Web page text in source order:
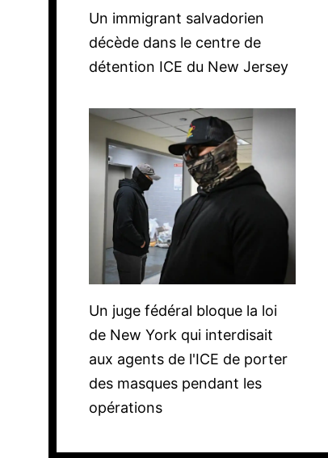
Un immigrant salvadorien
décède dans le centre de
détention ICE du New Jersey
Un juge fédéral bloque la loi
de New York qui interdisait
aux agents de l'ICE de porter
des masques pendant les
opérations